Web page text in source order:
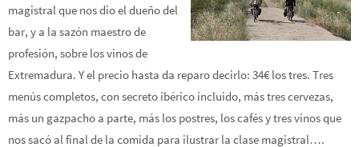
magistral que nos dio el dueño del
bar, y a la sazón maestro de
profesión, sobre los vinos de
Extremadura. Y el precio hasta da reparo decirlo: 34€ los tres. Tres
menús completos, con secreto ibérico incluido, más tres cervezas,
más un gazpacho a parte, más los postres, los cafés y tres vinos que
nos sacó al final de la comida para ilustrar la clase magistral….